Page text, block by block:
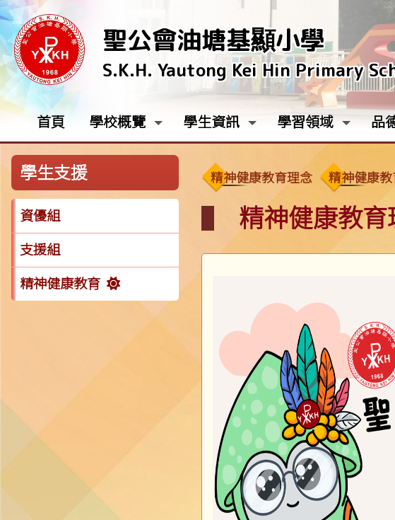
聖公會油塘基顯小學
S.K.H. Yautong Kei Hin Primary
首頁 學校概覽 學生資訊 學習領域 品
學生支援
資優組
支援組
精神健康教育
精神健康教育理念 精神健康
精神健康教育